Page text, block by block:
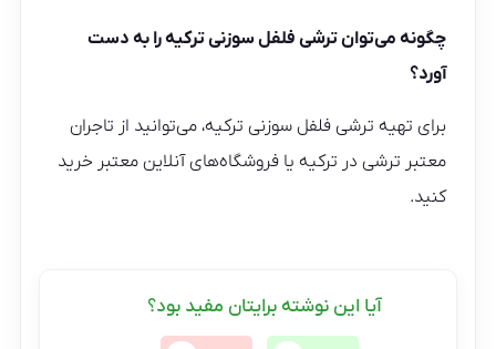
چگونه می‌توان ترشی فلفل سوزنی ترکیه را به دست
آورد؟
برای تهیه ترشی فلفل سوزنی ترکیه، می‌توانید از تاجران
معتبر ترشی در ترکیه یا فروشگاه‌های آنلاین معتبر خرید
کنید.
آیا این نوشته برایتان مفید بود؟